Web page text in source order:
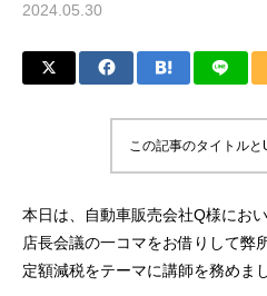
2024.05.30
この記事のタイトル
本日は、自動車販売会社Q様におい
店長会議の一コマをお借りして弊
定額減税をテーマに講師を務めまし